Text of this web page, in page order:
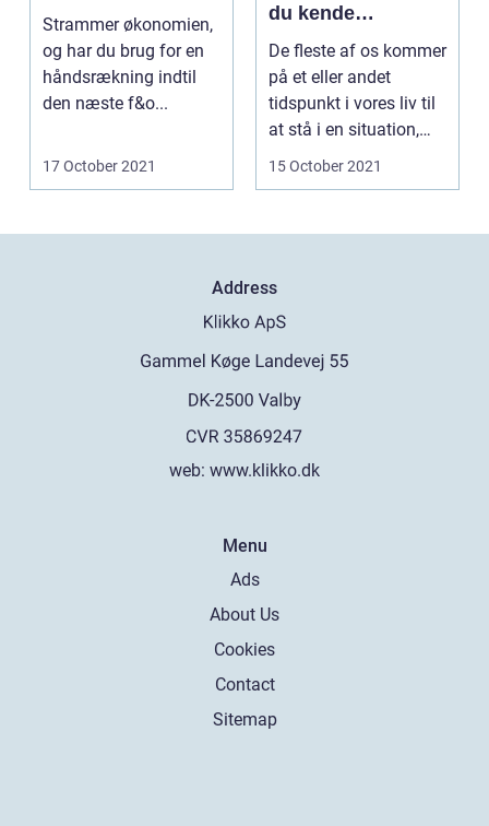
Strammer økonomien,
og har du brug for en
håndsrækning indtil
den næste f&o...
17 October 2021
du kende
muligheden for et
kontantlån hos
Ikano Bank
De fleste af os kommer
på et eller andet
tidspunkt i vores liv til
at stå i en situation,
hvor vi go...
15 October 2021
Address
web: www.klikko.dk
Menu
Ads
About Us
Cookies
Contact
Sitemap